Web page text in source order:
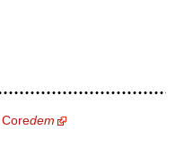
Coredem